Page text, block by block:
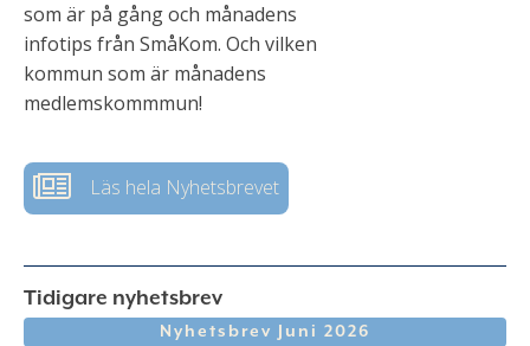
som är på gång och månadens
infotips från SmåKom. Och vilken
kommun som är månadens
medlemskommmun!
Läs hela Nyhetsbrevet
Tidigare nyhetsbrev
Nyhetsbrev Juni 2026